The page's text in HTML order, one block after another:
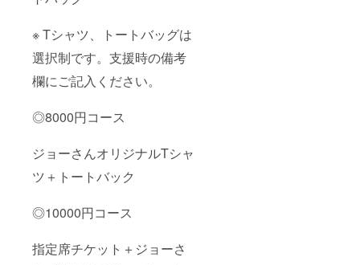
※ Tシャツ、トートバッグは
選択制です。支援時の備考
欄にご記入ください。
◎8000円コース
ジョーさんオリジナルTシャ
ツ＋トートバック
◎10000円コース
指定席チケット＋ジョーさ